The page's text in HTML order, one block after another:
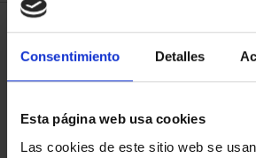
Consentimiento Detalles
Esta página web usa cookies
Las cookies de este sitio web se
5 Productos encontrados